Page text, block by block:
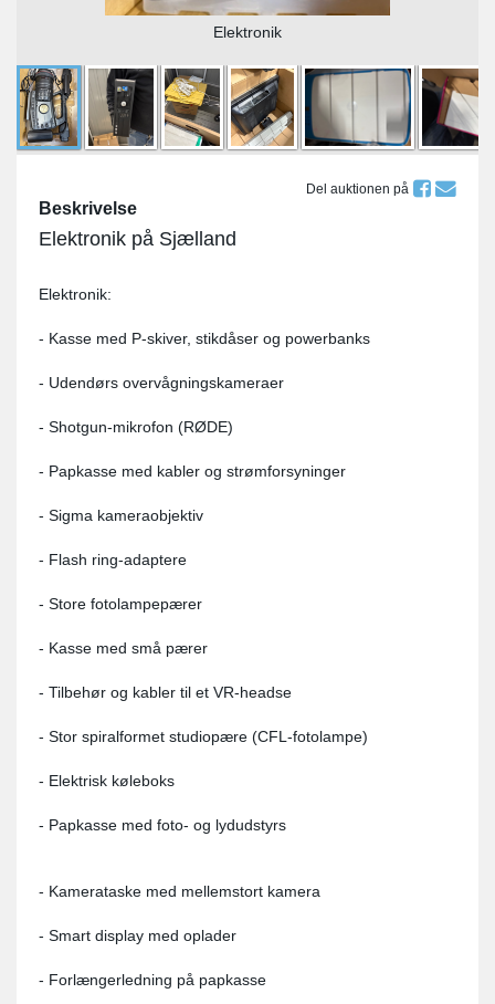
Elektronik
Del auktionen på
Beskrivelse
Elektronik på Sjælland
Elektronik:
- Kasse med P-skiver, stikdåser og powerbanks
- Udendørs overvågningskameraer
- Shotgun-mikrofon (RØDE)
- Papkasse med kabler og strømforsyninger
- Sigma kameraobjektiv
- Flash ring-adaptere
- Store fotolampepærer
- Kasse med små pærer
- Tilbehør og kabler til et VR-headse
- Stor spiralformet studiopære (CFL-fotolampe)
- Elektrisk køleboks
- Papkasse med foto- og lydudstyrs
- Kamerataske med mellemstort kamera
- Smart display med oplader
- Forlængerledning på papkasse